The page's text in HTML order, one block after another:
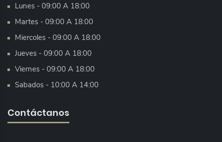
Lunes - 09:00 A 18:00
Martes - 09:00 A 18:00
Miercoles - 09:00 A 18:00
Jueves - 09:00 A 18:00
Viernes - 09:00 A 18:00
Sabados - 10:00 A 14:00
Contáctanos